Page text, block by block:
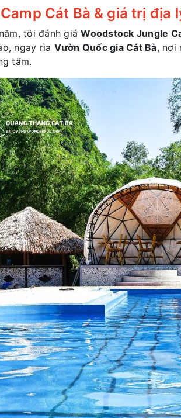
Cát Bà & giá trị địa
tôi đánh giáWoodstock Jungle
ngay rìa Vườn Quốc gia Cát Bà, nơi
tâm.